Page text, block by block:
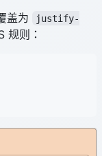
盖为
justify-
规则：